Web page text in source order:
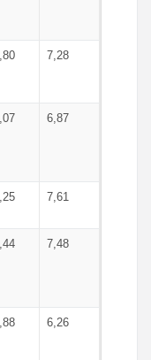
7,28
6,87
7,61
7,48
6,26